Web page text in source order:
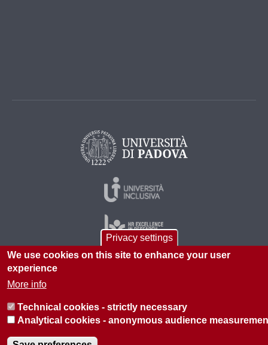
Informazioni su questo sito Privacy policy
Privacy settings
We use cookies on this site to enhance your user
experience
More info
Technical cookies - strictly necessary
Analytical cookies - anonymous audience